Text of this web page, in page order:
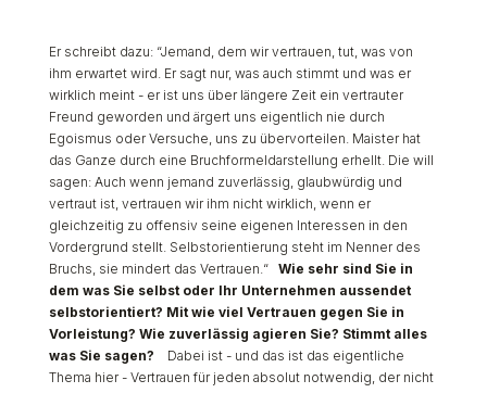
Er schreibt dazu: “Jemand, dem wir vertrauen, tut, was von
ihm erwartet wird. Er sagt nur, was auch stimmt und was er
wirklich meint - er ist uns über längere Zeit ein vertrauter
Freund geworden und ärgert uns eigentlich nie durch
Egoismus oder Versuche, uns zu übervorteilen. Maister hat
das Ganze durch eine Bruchformeldarstellung erhellt. Die will
sagen: Auch wenn jemand zuverlässig, glaubwürdig und
vertraut ist, vertrauen wir ihm nicht wirklich, wenn er
gleichzeitig zu offensiv seine eigenen Interessen in den
Vordergrund stellt. Selbstorientierung steht im Nenner des
Bruchs, sie mindert das Vertrauen.“
Wie sehr sind Sie in
dem was Sie selbst oder Ihr Unternehmen aussendet
selbstorientiert? Mit wie viel Vertrauen gegen Sie in
Vorleistung? Wie zuverlässig agieren Sie? Stimmt alles
was Sie sagen?
Dabei ist - und das ist das eigentliche
Thema hier - Vertrauen für jeden absolut notwendig, der nicht